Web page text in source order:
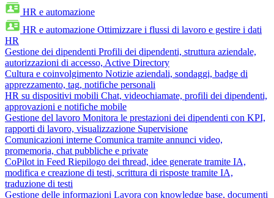
HR e automazione
HR e automazione Ottimizzare i flussi di lavoro e gestire i dati
HR
Gestione dei dipendenti Profili dei dipendenti, struttura aziendale,
autorizzazioni di accesso, Active Directory
Cultura e coinvolgimento Notizie aziendali, sondaggi, badge di
apprezzamento, tag, notifiche personali
HR su dispositivi mobili Chat, videochiamate, profili dei dipendenti,
approvazioni e notifiche mobile
Gestione del lavoro Monitora le prestazioni dei dipendenti con KPI,
rapporti di lavoro, visualizzazione Supervisione
Comunicazioni interne Comunica tramite annunci video,
promemoria, chat pubbliche e private
CoPilot in Feed Riepilogo dei thread, idee generate tramite IA,
modifica e creazione di testi, scrittura di risposte tramite IA,
traduzione di testi
Gestione delle informazioni Lavora con knowledge base, documenti